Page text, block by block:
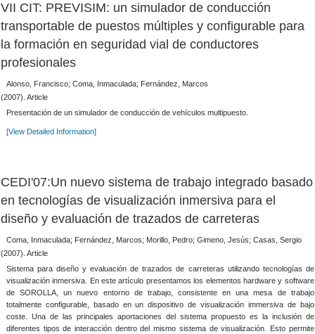
VII CIT: PREVISIM: un simulador de conducción
transportable de puestos múltiples y configurable para
la formación en seguridad vial de conductores
profesionales
Alonso, Francisco; Coma, Inmaculada; Fernández, Marcos
(2007). Article
Presentación de un simulador de conducción de vehículos multipuesto.
[View Detailed Information]
CEDI'07:Un nuevo sistema de trabajo integrado basado
en tecnologías de visualización inmersiva para el
diseño y evaluación de trazados de carreteras
Coma, Inmaculada; Fernández, Marcos; Morillo, Pedro; Gimeno, Jesús; Casas, Sergio
(2007). Article
Sistema para diseño y evaluación de trazados de carreteras utilizando tecnologías de
visualización inmersiva. En este artículo presentamos los elementos hardware y software
de SOROLLA, un nuevo entorno de trabajo, consistente en una mesa de trabajo
totalmente configurable, basado en un dispositivo de visualización immersiva de bajo
coste. Una de las principales aportaciones del sistema propuesto es la inclusión de
diferentes tipos de interacción dentro del mismo sistema de visualización. Esto permite